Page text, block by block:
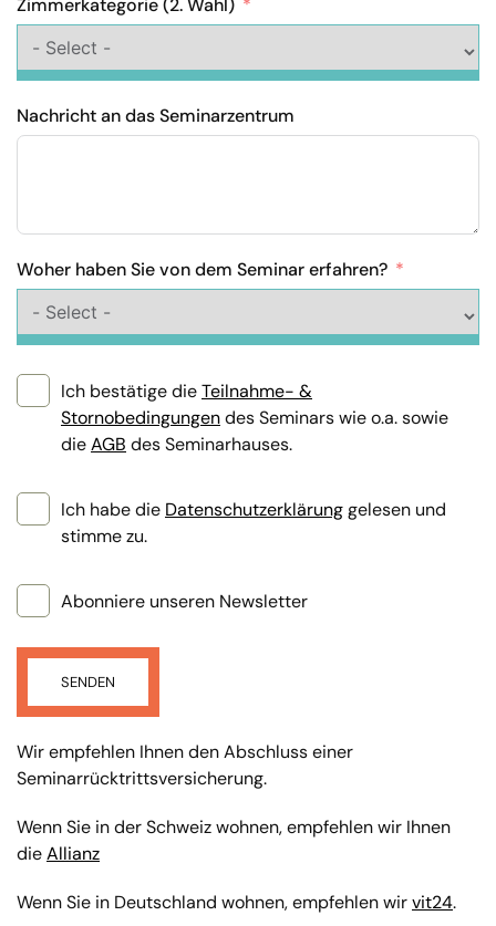
Zimmerkategorie (2. Wahl)
Nachricht an das Seminarzentrum
Woher haben Sie von dem Seminar erfahren?
Ich bestätige dieTeilnahme- &
Stornobedingungendes Seminars wie o.a. sowie
dieAGB des Seminarhauses.
Ich habe die Datenschutzerklärunggelesen und
stimme zu.
Abonniere unseren Newsletter
SENDEN
Wir empfehlen Ihnen den Abschluss einer
Seminarrücktrittsversicherung.
Wenn Sie in der Schweiz wohnen, empfehlen wir Ihnen
dieAllianz
Wenn Sie in Deutschland wohnen, empfehlen wirvit24.